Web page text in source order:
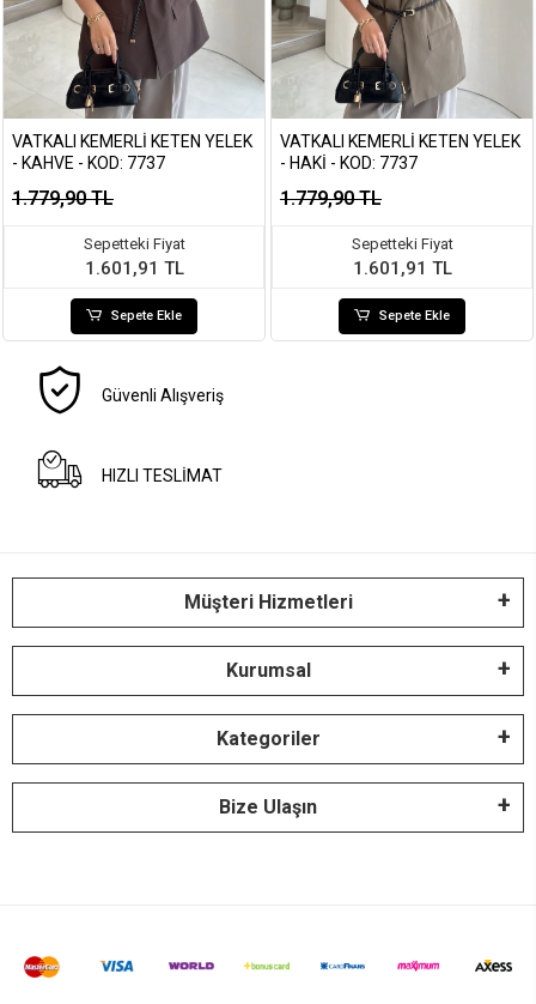
VATKALI KEMERLI KETEN YELEK
- KAHVE - KOD: 7737
1.779,90 TL
Sepetteki Fiyat
1.601,91 TL
Sepete Ekle
VATKALI KEMERLI KETEN YELEK
- HAKI - KOD: 7737
1.779,90 TL
Sepetteki Fiyat
1.601,91 TL
Sepete Ekle
Güvenli Alışveriş
HIZLI TESLİMAT
Müşteri Hizmetleri
Kurumsal
Kategoriler
Bize Ulaşın